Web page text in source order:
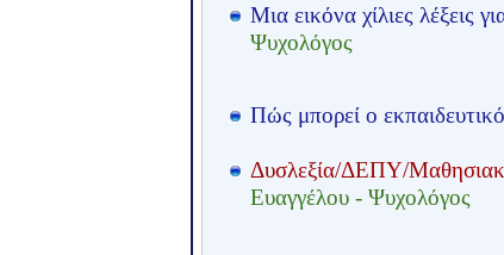
Μια εικόνα χίλιες λέξεις
Ψυχολόγος
Πώς μπορεί ο
Δυσλεξία/ΔΕΠΥ/
Ευαγγέλου - Ψυχολόγος